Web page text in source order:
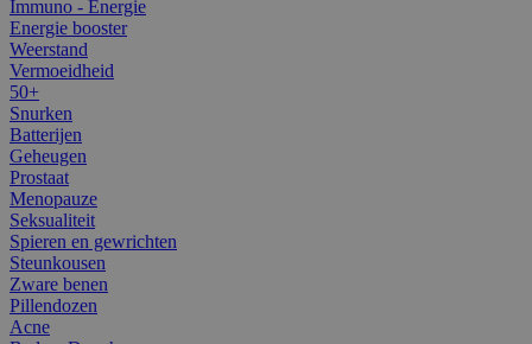
Immuno - Energie
Energie booster
Weerstand
Vermoeidheid
50+
Snurken
Batterijen
Geheugen
Prostaat
Menopauze
Seksualiteit
Spieren en gewrichten
Steunkousen
Zware benen
Pillendozen
Acne